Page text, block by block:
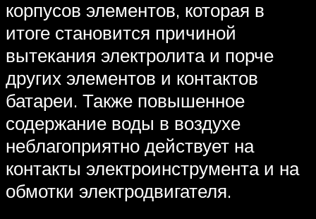
корпусов элементов, которая в
итоге становится причиной
вытекания электролита и порче
других элементов и контактов
батареи. Также повышенное
содержание воды в воздухе
неблагоприятно действует на
контакты электроинструмента и на
обмотки электродвигателя.